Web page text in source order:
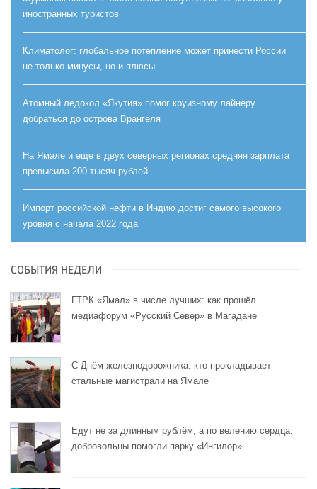
иностранных туристов
Климатолог: глобальное потепление может принести России
не только минусы, но и плюсы
Атомный ледокол «Якутия» помог круизному лайнеру
добраться до острова Врангеля
На Ямале и еще в двух северных регионах средняя зарплата
превысила 200 тысяч рублей
Импорт российской нефти в Индию достиг самого высокого
уровня с начала 2022 года
СОБЫТИЯ НЕДЕЛИ
ГТРК «Ямал» в числе лучших: как прошёл
медиафорум «Русский Север» в Магадане
С Днём железнодорожника: кто прокладывает
стальные магистрали на Ямале
Едут не за длинным рублём, а по велению сердца:
добровольцы помогли парку «Ингилор»